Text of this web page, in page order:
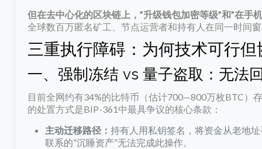
但在去中心化的区块链上，”升级钱包加密等级”和”在手
全球数百万匿名矿工、节点运营者和持有人在同一时间
三重执行障碍：为何技术可行
一、强制冻结 vs 量子盗取：无法
目前全网约有34%的比特币（估计700—800万枚BTC）
的处置方式是BIP-361中最具争议的核心条款：
主动迁移路径： 持有人用私钥签名，将资金从老地
联系的”沉睡资产”无法完成此操作。